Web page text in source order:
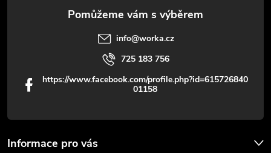
Informace pro vás
info@worka.cz
725 183 756
https://www.facebook.com/profile.php?id=615726840
01158